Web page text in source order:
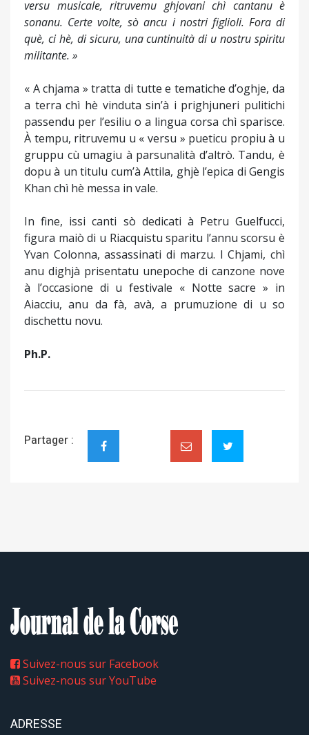
versu musicale, ritruvemu ghjovani chì cantanu è
sonanu. Certe volte, sò ancu i nostri figlioli. Fora di
què, ci hè, di sicuru, una cuntinuità di u nostru spiritu
militante. »
« A chjama » tratta di tutte e tematiche d’oghje, da
a terra chì hè vinduta sin’à i prighjuneri pulitichi
passendu per l’esiliu o a lingua corsa chì sparisce.
À tempu, ritruvemu u « versu » pueticu propiu à u
gruppu cù umagiu à parsunalità d’altrò. Tandu, è
dopu à un titulu cum’à Attila, ghjè l’epica di Gengis
Khan chì hè messa in vale.
In fine, issi canti sò dedicati à Petru Guelfucci,
figura maiò di u Riacquistu sparitu l’annu scorsu è
Yvan Colonna, assassinati di marzu. I Chjami, chì
anu dighjà prisentatu unepoche di canzone nove
à l’occasione di u festivale « Notte sacre » in
Aiacciu, anu da fà, avà, a prumuzione di u so
dischettu novu.
Ph.P.
Partager :
Suivez-nous sur Facebook
Suivez-nous sur YouTube
ADRESSE